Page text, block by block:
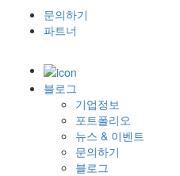
문의하기
파트너
블로그
기업정보
포트폴리오
뉴스 & 이벤트
문의하기
블로그